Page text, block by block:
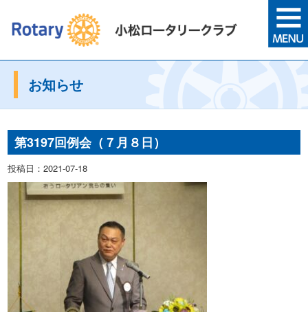
お知らせ
第3197回例会（７月８日）
投稿日：2021-07-18